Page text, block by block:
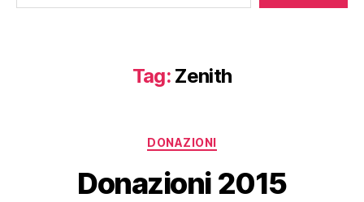
Tag: Zenith
Categorie
DONAZIONI
Donazioni 2015